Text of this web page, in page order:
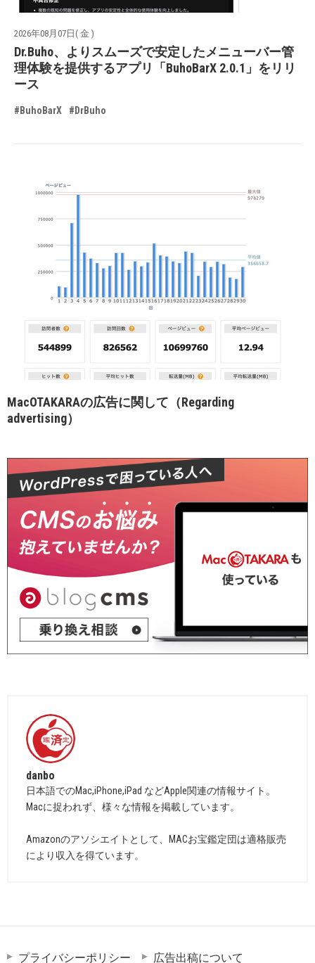
2026年08月07日( 金 )
Dr.Buho、よりスムーズで安定したメニューバー管
理体験を提供するアプリ「BuhoBarX 2.0.1」をリリ
ース
#BuhoBarX #DrBuho
MacOTAKARAの広告に関して（Regarding
advertising）
danbo
日本語でのMac,iPhone,iPad などApple関連の情報サイト。
Macに捉われず、様々な情報を掲載しています。
Amazonのアソシエイトとして、MACお宝鑑定団は適格販売
により収入を得ています。
プライバシーポリシー 広告出稿について